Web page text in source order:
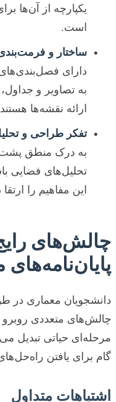
یکپارچه از آن‌ها
است.
ساختار و
دارای
به تصاویر و
ارائه نقشه‌ها
تفکر طراحی و
به درک منطق
تحلیل‌های فضایی
این مفاهیم را
چالش‌های
دانشجویان معماری در
چالش‌های متعددی
مرحله‌ای حیاتی تبدیل
گام برای یافتن
اشتباهات متداول